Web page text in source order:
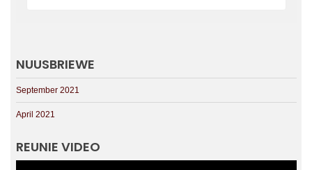
NUUSBRIEWE
September 2021
April 2021
REUNIE VIDEO